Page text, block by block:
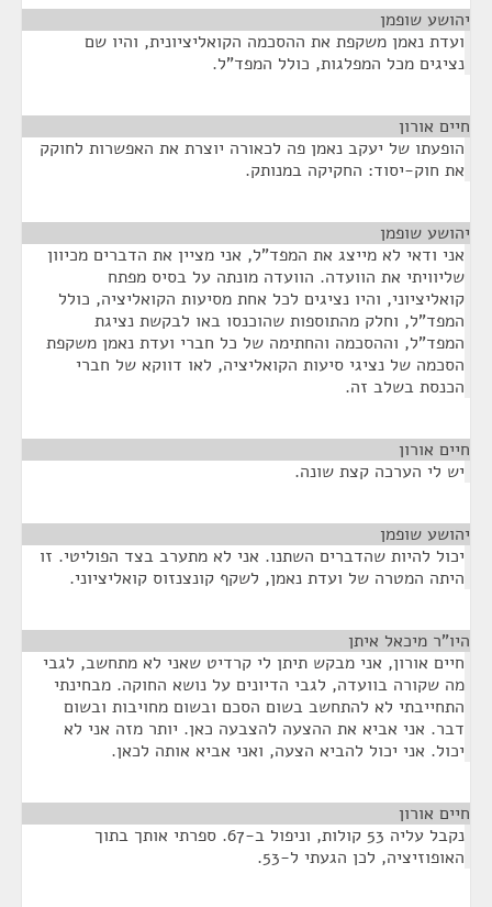
יהושע שופמן
ועדת נאמן משקפת את ההסכמה הקואליציונית, והיו שם
נציגים מכל המפלגות, כולל המפד"ל.
חיים אורון
הופעתו של יעקב נאמן פה לכאורה יוצרת את האפשרות לחוקק
את חוק-יסוד: החקיקה במנותק.
יהושע שופמן
אני ודאי לא מייצג את המפד"ל, אני מציין את הדברים מכיוון
שליוויתי את הוועדה. הוועדה מונתה על בסיס מפתח
קואליציוני, והיו נציגים לכל אחת מסיעות הקואליציה, כולל
המפד"ל, וחלק מהתוספות שהוכנסו באו לבקשת נציגת
המפד"ל, וההסכמה והחתימה של כל חברי ועדת נאמן משקפת
הסכמה של נציגי סיעות הקואליציה, לאו דווקא של חברי
הכנסת בשלב זה.
חיים אורון
יש לי הערכה קצת שונה.
יהושע שופמן
יכול להיות שהדברים השתנו. אני לא מתערב בצד הפוליטי. זו
היתה המטרה של ועדת נאמן, לשקף קונצנזוס קואליציוני.
היו"ר מיכאל איתן
חיים אורון, אני מבקש תיתן לי קרדיט שאני לא מתחשב, לגבי
מה שקורה בוועדה, לגבי הדיונים על נושא החוקה. מבחינתי
התחייבתי לא להתחשב בשום הסכם ובשום מחויבות ובשום
דבר. אני אביא את ההצעה להצבעה כאן. יותר מזה אני לא
יכול. אני יכול להביא הצעה, ואני אביא אותה לכאן.
חיים אורון
נקבל עליה 53 קולות, וניפול ב-67. ספרתי אותך בתוך
האופוזיציה, לכן הגעתי ל-53.